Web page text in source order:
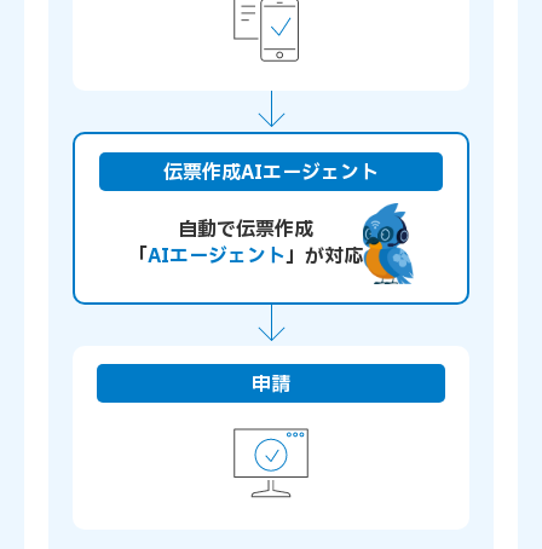
伝票作成AIエージェント
自動で伝票作成
「AIエージェント」が対応
申請